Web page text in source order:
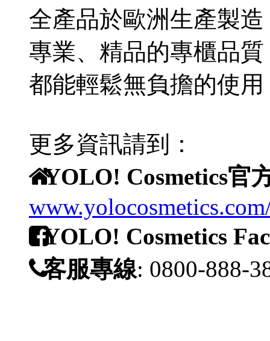
全產品於歐洲生產製
專業、精品的專櫃品
都能輕鬆無負擔的使
更多資訊請到：
YOLO! Cosmetics官
YOLO! Cosmetics
客服專線: 0800-888-